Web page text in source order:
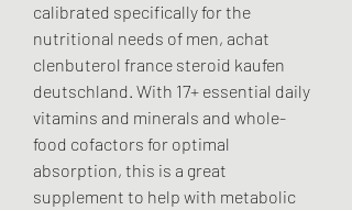
calibrated specifically for the
nutritional needs of men, achat
clenbuterol france steroid kaufen
deutschland. With 17+ essential daily
vitamins and minerals and whole-
food cofactors for optimal
absorption, this is a great
supplement to help with metabolic